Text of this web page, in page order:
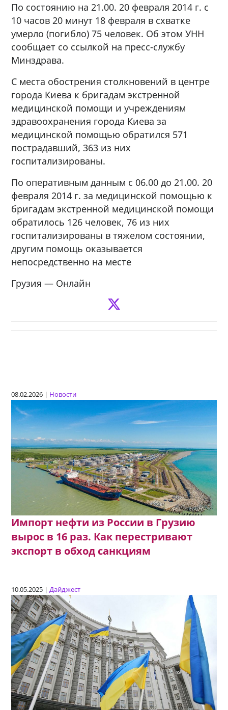
По состоянию на 21.00. 20 февраля 2014 г. с
10 часов 20 минут 18 февраля в схватке
умерло (погибло) 75 человек. Об этом УНН
сообщает со ссылкой на пресс-службу
Минздрава.
С места обострения столкновений в центре
города Киева к бригадам экстренной
медицинской помощи и учреждениям
здравоохранения города Киева за
медицинской помощью обратился 571
пострадавший, 363 из них
госпитализированы.
По оперативным данным с 06.00 до 21.00. 20
февраля 2014 г. за медицинской помощью к
бригадам экстренной медицинской помощи
обратилось 126 человек, 76 из них
госпитализированы в тяжелом состоянии,
другим помощь оказывается
непосредственно на месте
Грузия — Онлайн
08.02.2026 | Новости
Импорт нефти из России в Грузию
вырос в 16 раз. Как перестривают
экспорт в обход санкциям
10.05.2025 |Дайджест